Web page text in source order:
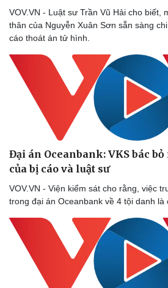
VOV.VN - Luật sư Trần Vũ Hải cho biết,
thân của Nguyễn Xuân Sơn sẵn sàng
cáo thoát án tử hình.
Đại án Oceanbank: VKS bác
của bị cáo và luật sư
VOV.VN - Viện kiểm sát cho rằng, việc
trong đại án Oceanbank về 4 tội danh là